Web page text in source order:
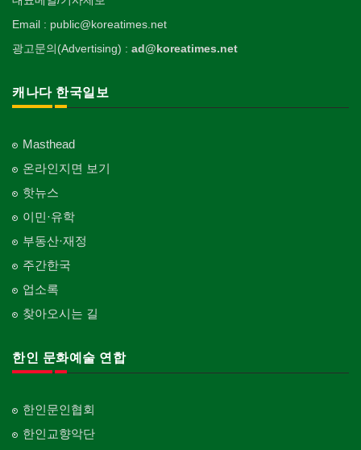
Email : public@koreatimes.net
광고문의(Advertising) : ad@koreatimes.net
캐나다 한국일보
Masthead
온라인지면 보기
핫뉴스
이민·유학
부동산·재정
주간한국
업소록
찾아오시는 길
한인 문화예술 연합
한인문인협회
한인교향악단